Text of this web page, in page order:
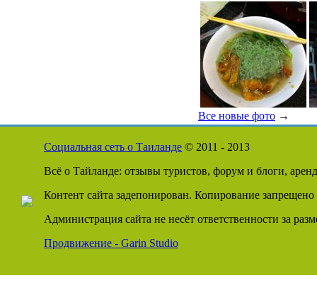
Все новые фото →
Социальная сеть о Таиланде © 2011 - 2013
Всё о Тайланде: отзывы туристов, форум и блоги,
Контент сайта задепонирован. Копирование запрещено
Администрация сайта не несёт ответственности за
Продвижение - Garin Studio